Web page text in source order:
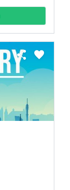
share favorite